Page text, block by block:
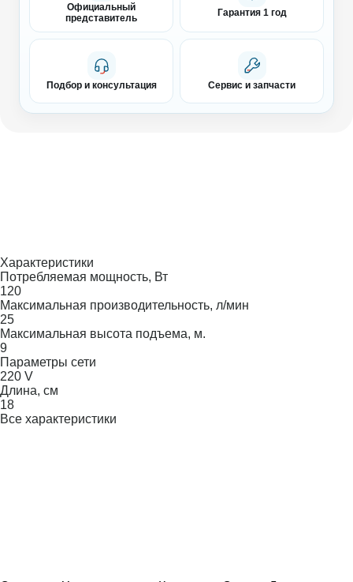
Официальный
представитель
Гарантия 1 год
Подбор и консультация Сервис и запчасти
Характеристики
Потребляемая мощность, Вт
120
Максимальная производительность, л/мин
25
Максимальная высота подъема, м.
9
Параметры сети
220 V
Длина, см
18
Все характеристики